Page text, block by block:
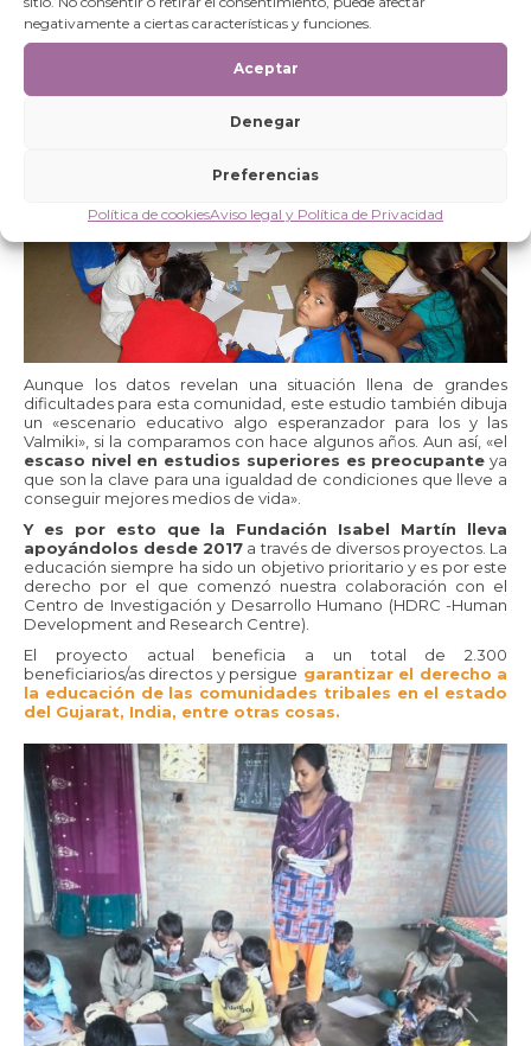
negativamente a ciertas características y funciones.
Aceptar
Denegar
Preferencias
Política de cookiesAviso legal y Política de Privacidad
situación educativa de estos niños y niñas, un derecho robado
por el sistema. Y es que, «la comunidadValmiki es una de
las más marginadas y desfavorecidasde India», indica
quitarles este derecho es la forma más
Aunque los datos revelan una situación llena de grandes
dificultades para esta comunidad, este estudio también dibuja
un «escenario educativo algo esperanzador para los y las
Valmiki», si la comparamos con hace algunos años. Aun así, «el
escaso nivel en estudios superiores es preocupante ya
que son la clave para una igualdad de condiciones que lleve a
conseguir mejores medios de vida».
Y es por esto que la Fundación Isabel Martín lleva
apoyándolos desde 2017 a través de diversos proyectos. La
educación siempre ha sido un objetivo prioritario y es por este
derecho por el que comenzó nuestra colaboración con el
Centro de Investigación y Desarrollo Humano (HDRC -Human
Development and Research Centre).
El proyecto actual beneficia a un total de 2.300
beneficiarios/as directos y persigue garantizar el derecho a
la educación de las comunidades tribales en el estado
del Gujarat, India, entre otras cosas.